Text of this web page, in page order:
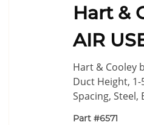
Hart &
AIR
Hart & Cooley
Duct Height,
Spacing,
Part #6571